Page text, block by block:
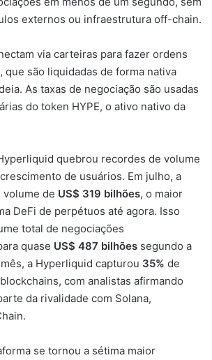
externos ou infraestrutura off-chain.
via carteiras para fazer ordens
que são liquidadas de forma nativa
As taxas de negociação são usadas
do token HYPE, o ativo nativo da
quebrou recordes de volume
de usuários. Em julho, a
volume de US$ 319 bilhões, o maior
DeFi de perpétuos até agora. Isso
total de negociações
quase US$ 487 bilhões segundo a
a Hyperliquid capturou 35% de
com analistas afirmando
da rivalidade com Solana,
se tornou a sétima maior